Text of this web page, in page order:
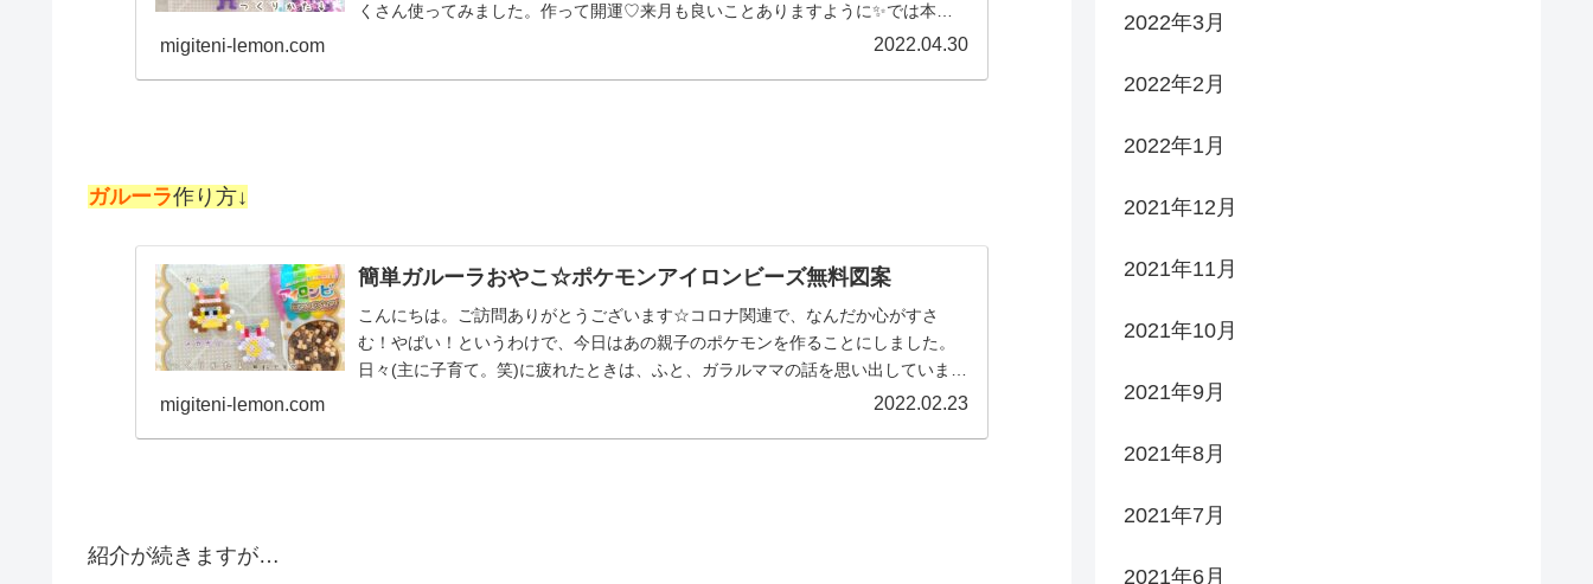
くさん使ってみました。作って開運♡来月も良いことありますように✨では本題
migiteni-lemon.com 2022.04.30
ガルーラ作り方↓
簡単ガルーラおやこ☆ポケモンアイロンビーズ無料図案
こんにちは。ご訪問ありがとうございます☆コロナ関連で、なんだか心がすさ
む！やばい！というわけで、今日はあの親子のポケモンを作ることにしました。
日々(主に子育て。笑)に疲れたときは、ふと、ガラルママの話を思い出していま
migiteni-lemon.com 2022.02.23
紹介が続きますが…
2022年3月
2022年2月
2022年1月
2021年12月
2021年11月
2021年10月
2021年9月
2021年8月
2021年7月
2021年6月